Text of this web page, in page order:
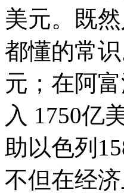
美元。既
都懂的常
元；在阿
入 1750亿
助以色列
不但在经